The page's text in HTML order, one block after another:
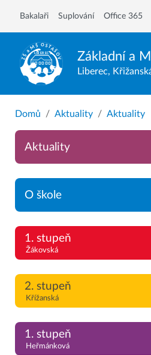
Základní a
Liberec,
Bakalaři Suplování Office 365
Domů Aktuality Aktuality
Aktuality
O škole
1. stupeň
Žákovská
2. stupeň
Křížanská
1. stupeň
Heřmánková